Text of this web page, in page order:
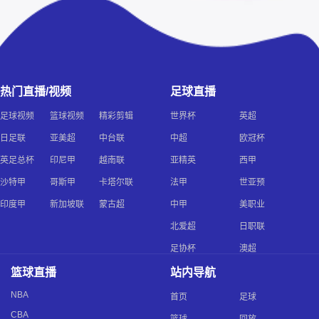
热门直播/视频
足球视频 篮球视频 精彩剪辑
日足联 亚美超 中台联
英足总杯 印尼甲 越南联
沙特甲 哥斯甲 卡塔尔联
印度甲 新加坡联 蒙古超
足球直播
世界杯 英超
中超 欧冠杯
亚精英 西甲
法甲 世亚预
中甲 美职业
北爱超 日职联
足协杯 澳超
篮球直播
NBA
CBA
站内导航
首页 足球